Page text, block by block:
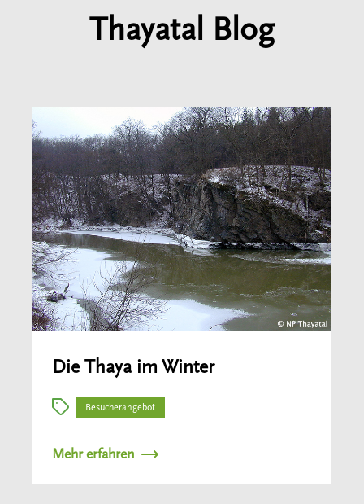
Thayatal Blog
Die Thaya im Winter
Besucherangebot
Mehr erfahren